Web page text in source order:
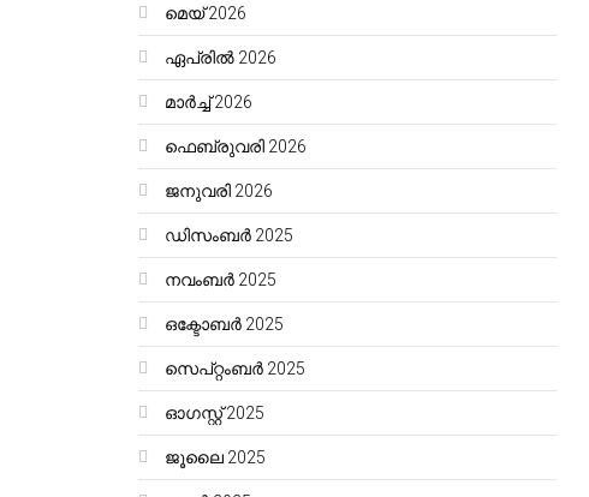
മെയ്‌ 2026
ഏപ്രിൽ 2026
മാർച്ച്‌ 2026
ഫെബ്രുവരി 2026
ജനുവരി 2026
ഡിസംബർ 2025
നവംബർ 2025
ഒക്ടോബർ 2025
സെപ്റ്റംബർ 2025
ഓഗസ്റ്റ്‌ 2025
ജൂലൈ 2025